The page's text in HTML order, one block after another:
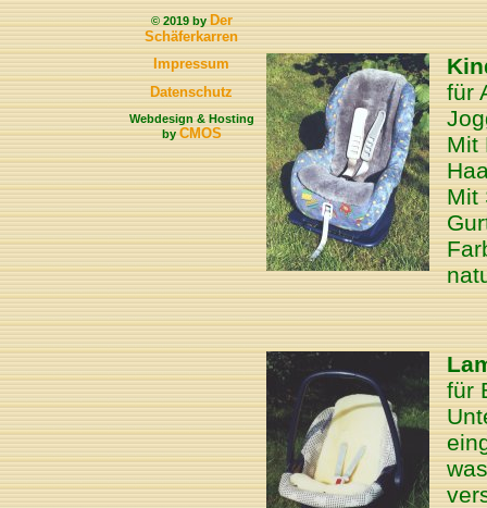
© 2019 byDer
Schäferkarren
Impressum
Datenschutz
Webdesign & Hosting
byCMOS
für
Mit
Mit
für